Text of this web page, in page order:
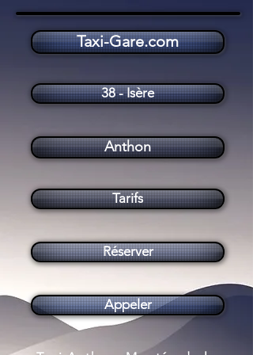
Tarifs
Taxi Anthon (38280)
Anthon
Taxi-Gare.com
Réserver
Appeler
38 - Isère